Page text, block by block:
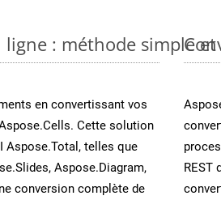
ligne : méthode simple
en convertissant vos
Cette solution
Aspose.Total, telles que
Aspose.Diagram,
conversion complète de
REST